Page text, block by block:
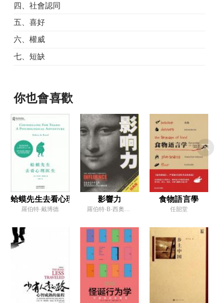
四、社會認同
五、喜好
六、權威
七、短缺
你也會喜歡
蛤蟆先生去看心理醫生
羅伯特·戴博德
影響力
羅伯特·B·西奧迪尼
食物語言學
任韶堂